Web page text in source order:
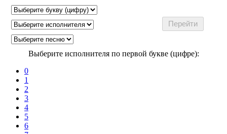
Выберите исполнителя по первой букве (цифре):
0
1
2
3
4
5
6